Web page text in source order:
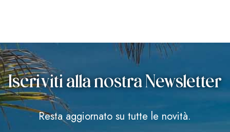
Iscriviti alla nostra Newsletter
Resta aggiornato su tutte le novità.